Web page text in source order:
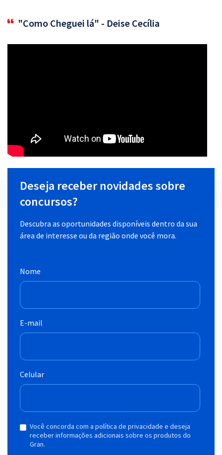
"Como Cheguei lá" - Deise Cecília
Deseja receber novidades sobre
concursos?
Descubra as oportunidades disponíveis dentro da sua
área de interesse ou da região onde você mora.
Nome
E-mail
Celular
Você concorda com a política de privacidade e deseja
receber informações adicionais sobre os produtos do
Gran.